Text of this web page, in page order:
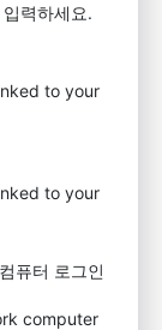
력하세요.
to your
to your
퓨터 로그인
computer